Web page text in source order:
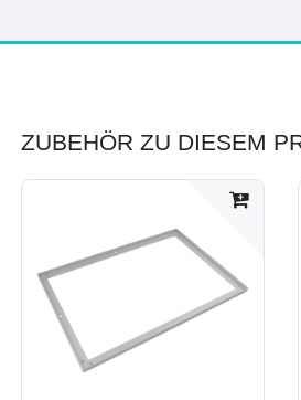
ZUBEHÖR ZU DIESEM